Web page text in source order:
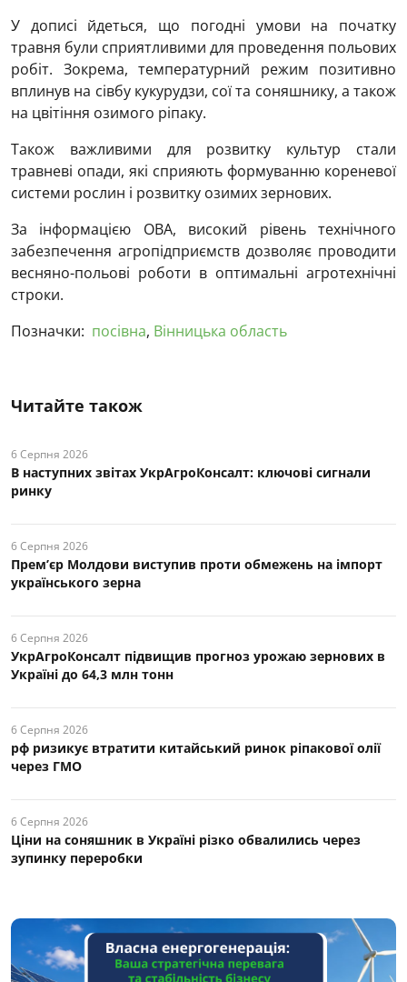
У дописі йдеться, що погодні умови на початку
травня були сприятливими для проведення польових
робіт. Зокрема, температурний режим позитивно
вплинув на сівбу кукурудзи, сої та соняшнику, а також
на цвітіння озимого ріпаку.
Також важливими для розвитку культур стали
травневі опади, які сприяють формуванню кореневої
системи рослин і розвитку озимих зернових.
За інформацією ОВА, високий рівень технічного
забезпечення агропідприємств дозволяє проводити
весняно-польові роботи в оптимальні агротехнічні
строки.
Позначки: посівна, Вінницька область
Читайте також
6 Серпня 2026
В наступних звітах УкрАгроКонсалт: ключові cигнали
ринку
6 Серпня 2026
Прем’єр Молдови виступив проти обмежень на імпорт
українського зерна
6 Серпня 2026
УкрАгроКонсалт підвищив прогноз урожаю зернових в
Україні до 64,3 млн тонн
6 Серпня 2026
рф ризикує втратити китайський ринок ріпакової олії
через ГМО
6 Серпня 2026
Ціни на соняшник в Україні різко обвалились через
зупинку переробки